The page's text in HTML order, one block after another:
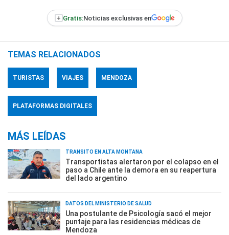
+ Gratis:Noticias exclusivas en
TEMAS RELACIONADOS
TURISTAS VIAJES MENDOZA
PLATAFORMAS DIGITALES
MÁS LEÍDAS
TRÁNSITO EN ALTA MONTAÑA
Transportistas alertaron por el colapso en el
paso a Chile ante la demora en su reapertura
del lado argentino
DATOS DEL MINISTERIO DE SALUD
Una postulante de Psicología sacó el mejor
puntaje para las residencias médicas de
Mendoza